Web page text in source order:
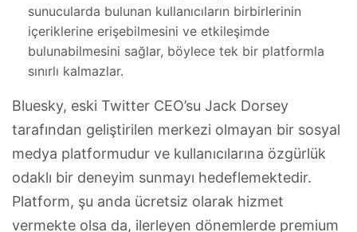
sunucularda bulunan kullanıcıların birbirlerinin
içeriklerine erişebilmesini ve etkileşimde
bulunabilmesini sağlar, böylece tek bir platformla
sınırlı kalmazlar.
Bluesky, eski Twitter CEO’su Jack Dorsey
tarafından geliştirilen merkezi olmayan bir sosyal
medya platformudur ve kullanıcılarına özgürlük
odaklı bir deneyim sunmayı hedeflemektedir.
Platform, şu anda ücretsiz olarak hizmet
vermekte olsa da, ilerleyen dönemlerde premium